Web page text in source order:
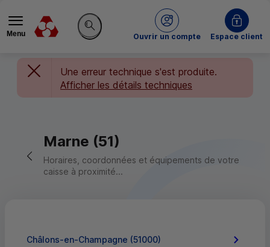
Menu
Rechercher sur le site
Ouvrir un compte
du Crédit MutuelEspace client
Une erreur technique s'est produite.
Afficher les détails techniques
Retour vers la page précédente
Marne (51)
Horaires, coordonnées et équipements de votre
caisse à proximité...
Châlons-en-Champagne (51000)